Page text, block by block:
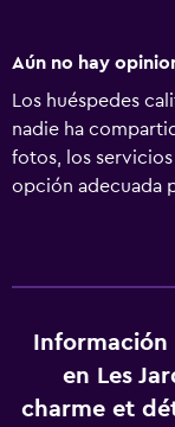
Aún no hay
Los huéspedes
nadie ha
fotos, los
opción adecuada
en Les
charme et